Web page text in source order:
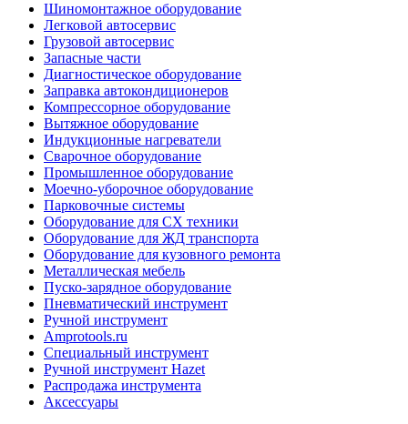
Шиномонтажное оборудование
Легковой автосервис
Грузовой автосервис
Запасные части
Диагностическое оборудование
Заправка автокондиционеров
Компрессорное оборудование
Вытяжное оборудование
Индукционные нагреватели
Сварочное оборудование
Промышленное оборудование
Моечно-уборочное оборудование
Парковочные системы
Оборудование для СХ техники
Оборудование для ЖД транспорта
Оборудование для кузовного ремонта
Металлическая мебель
Пуско-зарядное оборудование
Пневматический инструмент
Ручной инструмент
Amprotools.ru
Специальный инструмент
Ручной инструмент Hazet
Распродажа инструмента
Аксессуары